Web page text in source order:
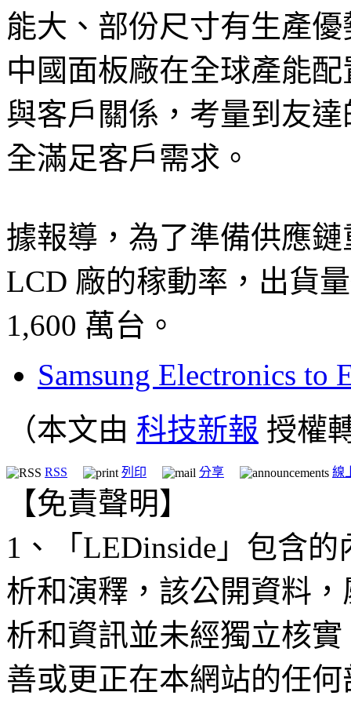
能大、部份尺寸有生產
中國面板廠在全球產能
與客戶關係，考量到友
全滿足客戶需求。
據報導，為了準備供應
LCD 廠的稼動率，出貨
1,600 萬台。
Samsung Electronics to
（本文由 科技新報 授權
RSS 列印 分享 線
【免責聲明】
1、「LEDinside」包含
析和演釋，該公開資料
析和資訊並未經獨立核
善或更正在本網站的任